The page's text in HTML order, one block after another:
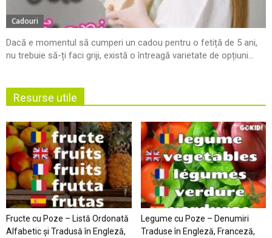
Cadouri
Dacă e momentul să cumperi un cadou pentru o fetiță de 5 ani,
nu trebuie să-ți faci griji, există o întreagă varietate de opțiuni...
Resurse utile
Fructe cu Poze – Listă Ordonată
Alfabetic şi Tradusă în Engleză,
Legume cu Poze – Denumiri
Traduse în Engleză, Franceză,